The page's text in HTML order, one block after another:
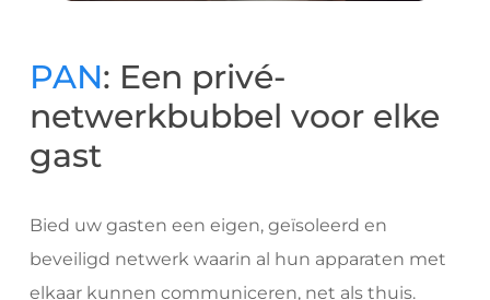
PAN: Een privé-
netwerkbubbel voor elke
gast
Bied uw gasten een eigen, geïsoleerd en
beveiligd netwerk waarin al hun apparaten met
elkaar kunnen communiceren, net als thuis.